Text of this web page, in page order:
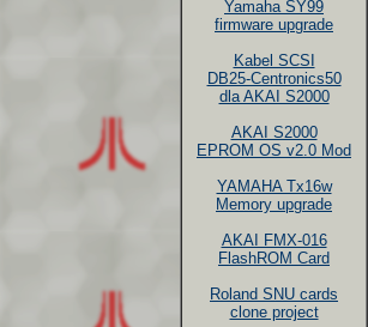
Yamaha SY99
firmware upgrade
Kabel SCSI
DB25-Centronics50
dla AKAI S2000
AKAI S2000
EPROM OS v2.0 Mod
YAMAHA Tx16w
Memory upgrade
AKAI FMX-016
FlashROM Card
Roland SNU cards
clone project